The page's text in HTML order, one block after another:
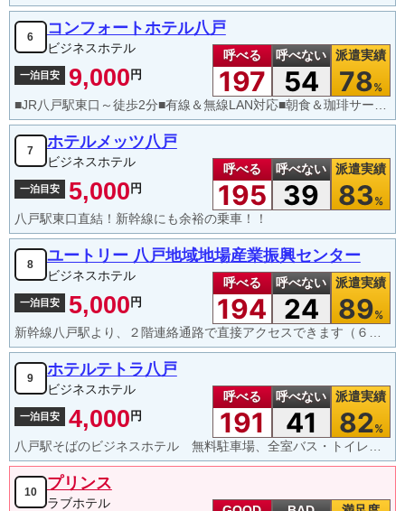
6 コンフォートホテル八戸
ビジネスホテル
一泊目安 9,000円
呼べる
197
呼べない
54
派遣実績
78%
■JR八戸駅東口～徒歩2分■有線＆無線LAN対応■朝食＆珈琲サービス■世界で信頼されるホテルブランド
7 ホテルメッツ八戸
ビジネスホテル
一泊目安 5,000円
呼べる
195
呼べない
39
派遣実績
83 %
八戸駅東口直結！新幹線にも余裕の乗車！！
8 ユートリー 八戸地域地場産業振興センター
ビジネスホテル
一泊目安 5,000円
呼べる
194
呼べない
24
派遣実績
89%
新幹線八戸駅より、２階連絡通路で直接アクセスできます（６時～２３時３０分）広めのお部屋でくつろげます
9 ホテルテトラ八戸
ビジネスホテル
一泊目安 4,000円
呼べる
191
呼べない
41
派遣実績
82%
八戸駅そばのビジネスホテル 無料駐車場、全室バス・トイレ・冷蔵庫付、地デジ液晶TV・無料ネット接続
10 プリンス
ラブホテル